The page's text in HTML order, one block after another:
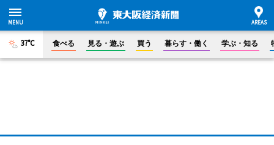
37°C 食べる 見る・遊ぶ 買う 暮らす・働く 学ぶ・知る